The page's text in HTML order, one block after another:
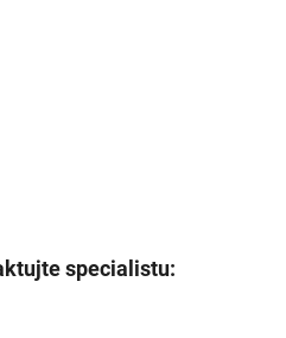
specialistu: